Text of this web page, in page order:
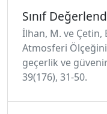
Sınıf
İlhan, M. ve Çetin,
Atmosferi
geçerlik ve
39(176), 31-50.